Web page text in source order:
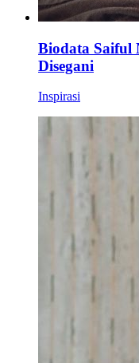
Biodata Saiful
Disegani
Inspirasi